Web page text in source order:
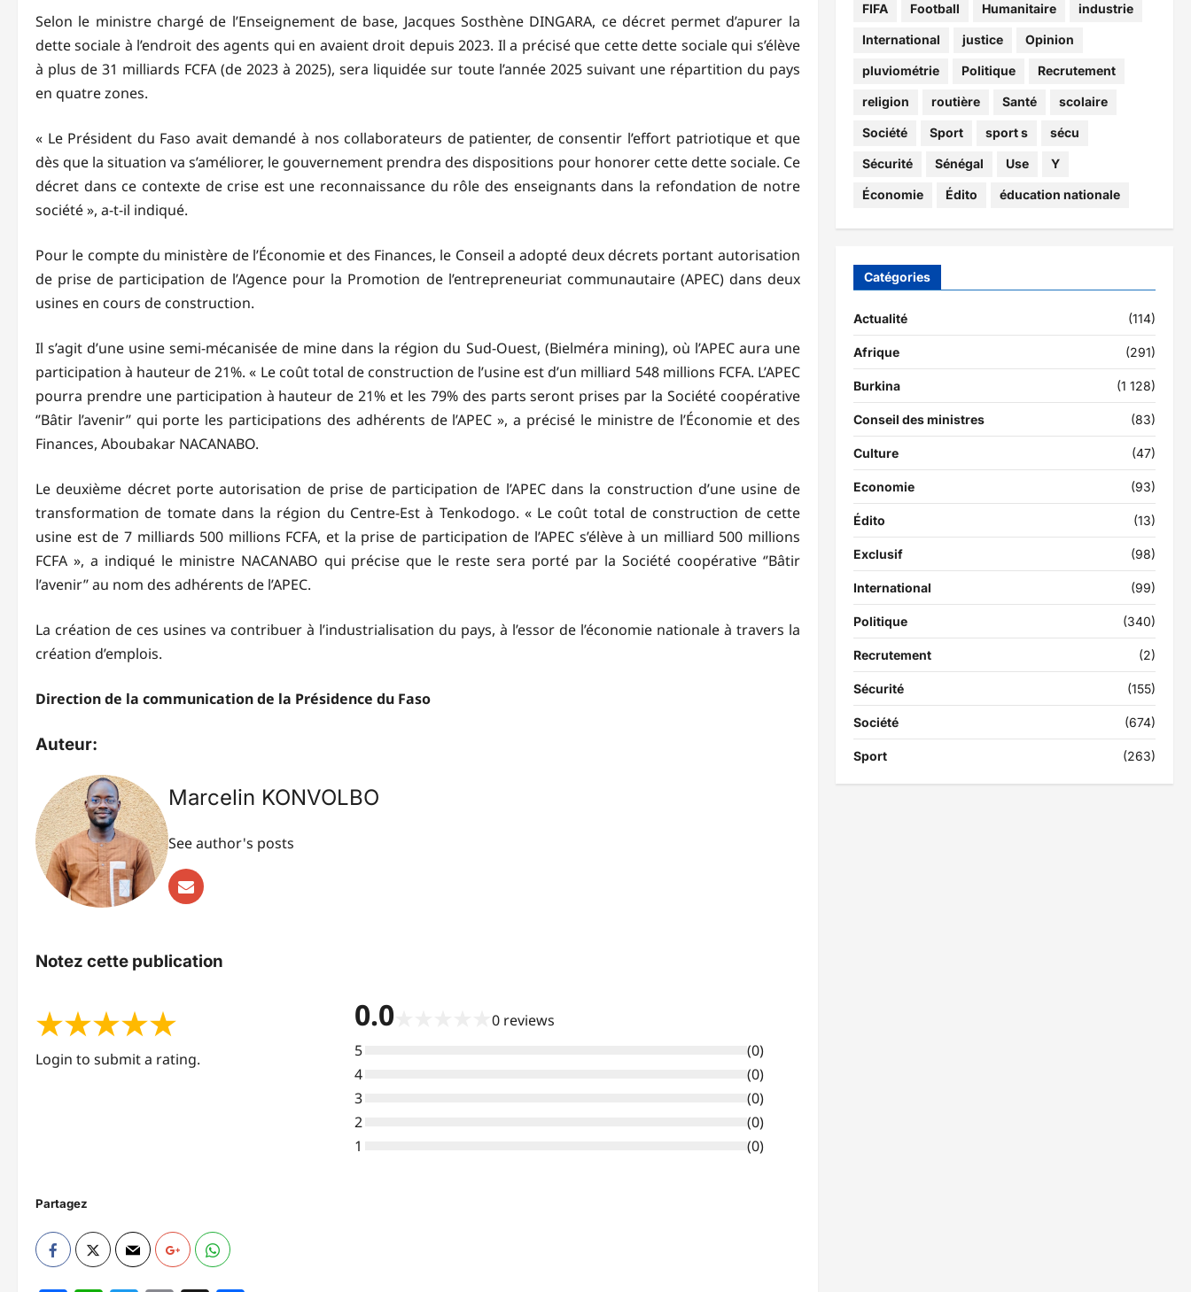
Selon le ministre chargé de l’Enseignement de base, Jacques Sosthène DINGARA, ce décret permet d’apurer la
dette sociale à l’endroit des agents qui en avaient droit depuis 2023. Il a précisé que cette dette sociale qui s’élève
à plus de 31 milliards FCFA (de 2023 à 2025), sera liquidée sur toute l’année 2025 suivant une répartition du pays
en quatre zones.
« Le Président du Faso avait demandé à nos collaborateurs de patienter, de consentir l’effort patriotique et que
dès que la situation va s’améliorer, le gouvernement prendra des dispositions pour honorer cette dette sociale. Ce
décret dans ce contexte de crise est une reconnaissance du rôle des enseignants dans la refondation de notre
société », a-t-il indiqué.
Pour le compte du ministère de l’Économie et des Finances, le Conseil a adopté deux décrets portant autorisation
de prise de participation de l’Agence pour la Promotion de l’entrepreneuriat communautaire (APEC) dans deux
usines en cours de construction.
Il s’agit d’une usine semi-mécanisée de mine dans la région du Sud-Ouest, (Bielméra mining), où l’APEC aura une
participation à hauteur de 21%. « Le coût total de construction de l’usine est d’un milliard 548 millions FCFA. L’APEC
pourra prendre une participation à hauteur de 21% et les 79% des parts seront prises par la Société coopérative
‘’Bâtir l’avenir’’ qui porte les participations des adhérents de l’APEC », a précisé le ministre de l’Économie et des
Finances, Aboubakar NACANABO.
Le deuxième décret porte autorisation de prise de participation de l’APEC dans la construction d’une usine de
transformation de tomate dans la région du Centre-Est à Tenkodogo. « Le coût total de construction de cette
usine est de 7 milliards 500 millions FCFA, et la prise de participation de l’APEC s’élève à un milliard 500 millions
FCFA », a indiqué le ministre NACANABO qui précise que le reste sera porté par la Société coopérative ‘’Bâtir
l’avenir’’ au nom des adhérents de l’APEC.
La création de ces usines va contribuer à l’industrialisation du pays, à l’essor de l’économie nationale à travers la
création d’emplois.
Direction de la communication de la Présidence du Faso
Auteur:
Marcelin KONVOLBO
See author's posts
Notez cette publication
★★★★★
Login to submit a rating.
0.0★ 0 reviews
5
(0)
4
(0)
3
(0)
2
(0)
1
(0)
Partagez
FIFA Football Humanitaire industrie
International justice Opinion
pluviométrie Politique Recrutement
religion routière Santé scolaire
Société Sport sport s sécu
Sécurité Sénégal Use Y
Économie Édito éducation nationale
Catégories
Actualité (114)
Afrique (291)
Burkina (1 128)
Conseil des ministres (83)
Culture (47)
Economie (93)
Édito (13)
Exclusif (98)
International (99)
Politique (340)
Recrutement (2)
Sécurité (155)
Société (674)
Sport (263)